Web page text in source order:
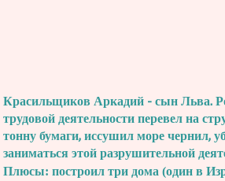
Красильщиков Аркадий - сын Льва.
трудовой деятельности перевел на
тонну бумаги, иссушил море чернил,
заниматься этой разрушительной
Плюсы: построил три дома (один в